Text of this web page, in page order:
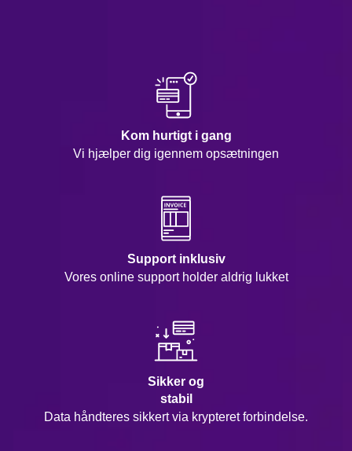
Kom hurtigt i gang
Vi hjælper dig igennem opsætningen
Support inklusiv
Vores online support holder aldrig lukket
Sikker og
stabil
Data håndteres sikkert via krypteret forbindelse.